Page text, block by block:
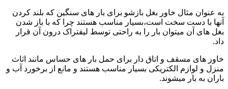
به عنوان مثال خاور بغل بازشو برای بار های سنگین که بلند کردن
آنها با دست سخت است،بسیار مناسب هستند چرا که با باز شدن
بغل های آن میتوان بار را به راحتی توسط لیفتراک درون آن قرار
داد.
خاور های مسقف و اتاق دار برای حمل بار های حساس مانند اثاث
منزل و لوازم الکتریکی بسیار مناسب هستند و مانع از برخورد آب و
باران به بار میشوند.